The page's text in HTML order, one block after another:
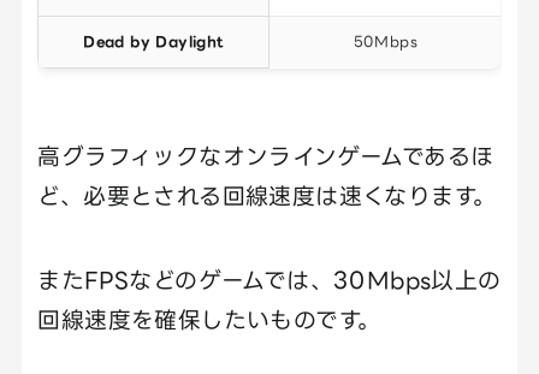
Dead by Daylight 50Mbps
高グラフィックなオンラインゲームであるほ
ど、必要とされる回線速度は速くなります。
またFPSなどのゲームでは、30Mbps以上の
回線速度を確保したいものです。